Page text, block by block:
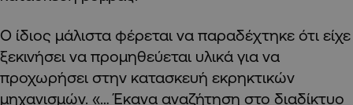
Ο ίδιος μάλιστα φέρεται να παραδέχτηκε ότι είχε
ξεκινήσει να προμηθεύεται υλικά για να
προχωρήσει στην κατασκευή εκρηκτικών
μηχανισμών. «… Έκανα αναζήτηση στο διαδίκτυο